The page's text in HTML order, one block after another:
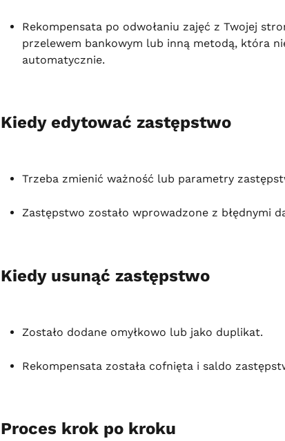
Rekompensata po odwołaniu zajęć z Twojej
przelewem bankowym lub inną metodą, która
automatycznie.
Kiedy edytować zastępstwo
Trzeba zmienić ważność lub parametry
Zastępstwo zostało wprowadzone z błędnymi
Kiedy usunąć zastępstwo
Zostało dodane omyłkowo lub jako duplikat.
Rekompensata została cofnięta i saldo
Proces krok po kroku